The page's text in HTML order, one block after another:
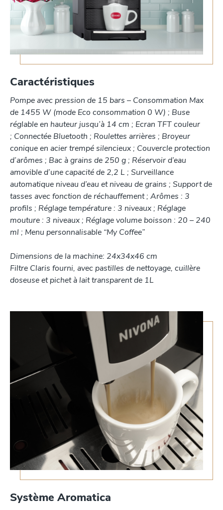
Caractéristiques
Pompe avec pression de 15 bars – Consommation Max
de 1455 W (mode Eco consommation 0 W) ; Buse
réglable en hauteur jusqu’à 14 cm ; Ecran TFT couleur
; Connectée Bluetooth ; Roulettes arrières ; Broyeur
conique en acier trempé silencieux ; Couvercle protection
d’arômes ; Bac à grains de 250 g ; Réservoir d’eau
amovible d’une capacité de 2,2 L ; Surveillance
automatique niveau d’eau et niveau de grains ; Support de
tasses avec fonction de réchauffement ; Arômes : 3
profils ; Réglage température : 3 niveaux ; Réglage
mouture : 3 niveaux ; Réglage volume boisson : 20 – 240
ml ; Menu personnalisable “My Coffee”
Dimensions de la machine: 24x34x46 cm
Filtre Claris fourni, avec pastilles de nettoyage, cuillère
doseuse et pichet à lait transparent de 1L
Système Aromatica